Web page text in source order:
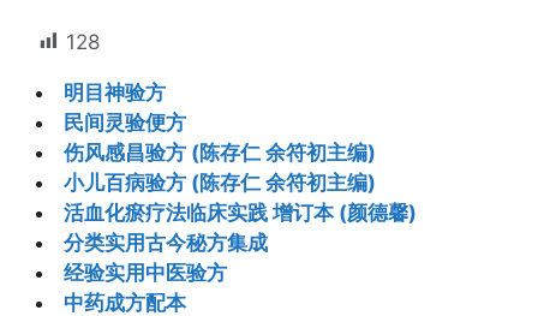
128
明目神验方
民间灵验便方
伤风感昌验方 (陈存仁 余符初主编)
小儿百病验方 (陈存仁 余符初主编)
活血化瘀疗法临床实践 增订本 (颜德馨)
分类实用古今秘方集成
经验实用中医验方
中药成方配本